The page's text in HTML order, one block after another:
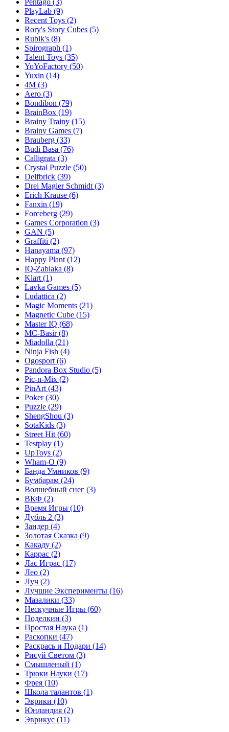
Pentago (3)
PlayLab (9)
Recent Toys (2)
Rory's Story Cubes (5)
Rubik's (8)
Spirograph (1)
Talent Toys (35)
YoYoFactory (50)
Yuxin (14)
4M (3)
Aero (3)
Bondibon (79)
BrainBox (19)
Brainy Trainy (15)
Brainy Games (7)
Brauberg (33)
Budi Basa (76)
Calligrata (3)
Crystal Puzzle (50)
Delfbrick (39)
Drei Magier Schmidt (3)
Erich Krause (6)
Fanxin (19)
Forceberg (29)
Games Corporation (3)
GAN (5)
Graffiti (2)
Hanayama (97)
Happy Plant (12)
IQ-Zabiaka (8)
Klart (1)
Lavka Games (5)
Ludattica (2)
Magic Moments (21)
Magnetic Cube (15)
Master IQ (68)
MC-Basir(8)
Miadolla (21)
Ninja Fish (4)
Ogosport (6)
Pandora Box Studio (5)
Pic-n-Mix (2)
PinArt (43)
Poker(30)
Puzzle (29)
ShengShou (3)
SotaKids (3)
Street Hit (60)
Testplay (1)
UpToys (2)
Wham-O (9)
Банда Умников (9)
Бумбарам (24)
Волшебный снег (3)
ВКФ (2)
Время Игры (10)
Дубль 2 (3)
Зандер (4)
Золотая Сказка (9)
Какаду (2)
Каррас (2)
Лас Играс (17)
Лео (2)
Луч (2)
Лучшие Эксперименты (16)
Мазалики (33)
Нескучные Игры (60)
Поделкин (3)
Простая Наука (1)
Раскопки (47)
Раскрась и Подари (14)
Рисуй Светом (3)
Смышленый (1)
Трюки Науки (17)
Фрея (10)
Школа талантов (1)
Эврики (10)
Юнландия (2)
Эврикус (11)